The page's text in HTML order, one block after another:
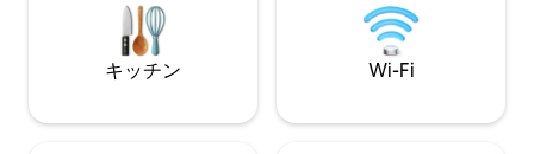
✅スマートテレビ ✅ ネスプレッソコーヒ
ー ✅ 台所/食事エリア ✅洗濯乾燥機
ったロフトキッチ
ドでのんびり眠れ
らは、静寂と自然
キッチン Wi-Fi